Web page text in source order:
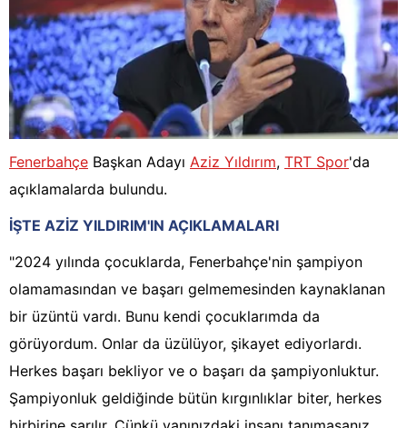
Fenerbahçe Başkan Adayı Aziz Yıldırım, TRT Spor'da
açıklamalarda bulundu.
İŞTE AZİZ YILDIRIM'IN AÇIKLAMALARI
"2024 yılında çocuklarda, Fenerbahçe'nin şampiyon
olamamasından ve başarı gelmemesinden kaynaklanan
bir üzüntü vardı. Bunu kendi çocuklarımda da
görüyordum. Onlar da üzülüyor, şikayet ediyorlardı.
Herkes başarı bekliyor ve o başarı da şampiyonluktur.
Şampiyonluk geldiğinde bütün kırgınlıklar biter, herkes